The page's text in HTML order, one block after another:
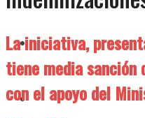
Quilmes
Varela
La iniciativa,
tiene media sanción
con el apoyo del